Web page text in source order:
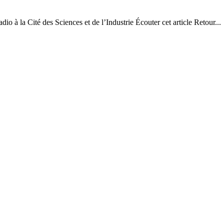
à la Cité des Sciences et de l’Industrie Écouter cet article Retour...